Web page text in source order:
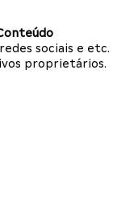
sociais e etc.
proprietários.